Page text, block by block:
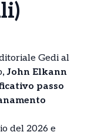
Gedi al
, John Elkann
passo
del 2026 e